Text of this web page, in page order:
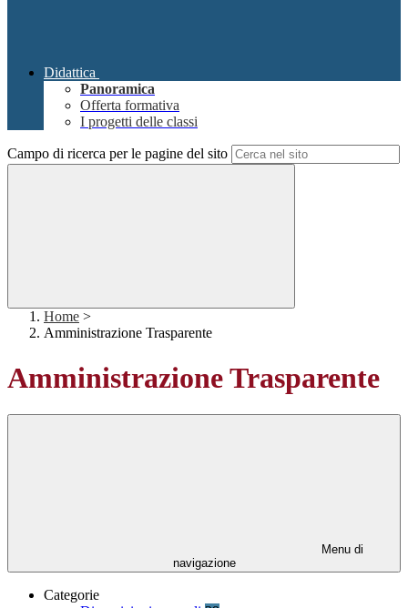
Didattica
Panoramica
Offerta formativa
I progetti delle classi
Campo di ricerca per le pagine del sito
Home >
Amministrazione Trasparente
Amministrazione Trasparente
Menu di
navigazione
Categorie